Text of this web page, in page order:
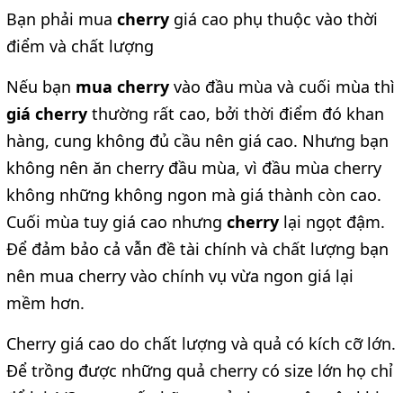
Bạn phải mua cherry giá cao phụ thuộc vào thời
điểm và chất lượng
Nếu bạn mua cherry vào đầu mùa và cuối mùa thì
giá cherry thường rất cao, bởi thời điểm đó khan
hàng, cung không đủ cầu nên giá cao. Nhưng bạn
không nên ăn cherry đầu mùa, vì đầu mùa cherry
không những không ngon mà giá thành còn cao.
Cuối mùa tuy giá cao nhưng cherry lại ngọt đậm.
Để đảm bảo cả vẫn đề tài chính và chất lượng bạn
nên mua cherry vào chính vụ vừa ngon giá lại
mềm hơn.
Cherry giá cao do chất lượng và quả có kích cỡ lớn.
Để trồng được những quả cherry có size lớn họ chỉ